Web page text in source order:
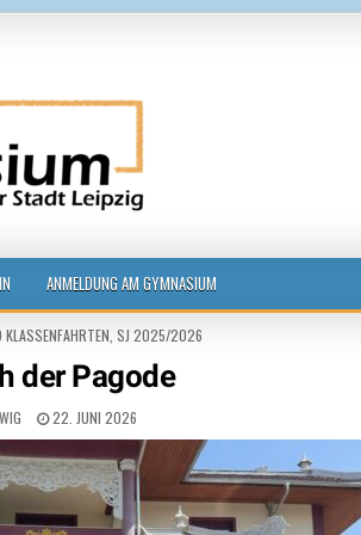
ANMELDUNG AM GYMNASIUM
SJ 2025/2026
der Pagode
22. JUNI 2026